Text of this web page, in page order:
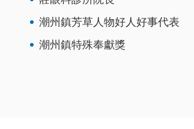
潮州鎮芳草人物好人好事代表
潮州鎮特殊奉獻獎